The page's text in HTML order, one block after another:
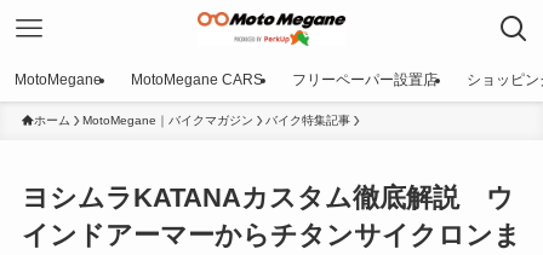
MotoMegane MotoMegane CARS フリーペーパー設置店 ショッピン
ホーム MotoMegane｜バイクマガジン バイク特集記事
ヨシムラKATANAカスタム徹底解説 ウ
インドアーマーからチタンサイクロンま